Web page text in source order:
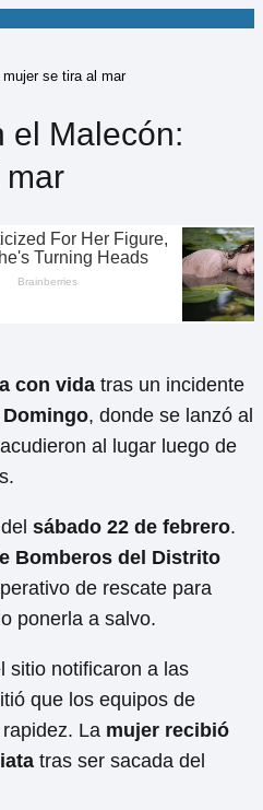
se tira al mar
el Malecón:
mar
con vida tras un incidente
, donde se lanzó al
al lugar luego de
sábado 22 de febrero.
Bomberos del Distrito
de rescate para
ponerla a salvo.
sitio notificaron a las
que los equipos de
La mujer recibió
tras ser sacada del